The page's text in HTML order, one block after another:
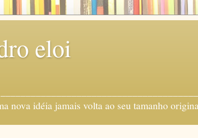
eloi
nova idéia jamais volta ao seu tamanho